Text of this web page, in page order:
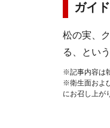
ガイ
松の実、
る、とい
※記事内容は
※衛生面およ
にお召し上が